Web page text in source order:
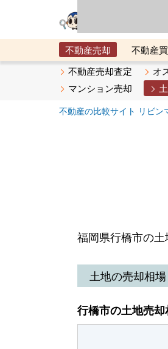
不動産売却 不動産
メタ住宅展示場
ベスト
不動産売却査定 オ
マンション売却
不動産の比較サイト リビン
福岡県行橋市の土
土地の売却相場
行橋市の土地売却